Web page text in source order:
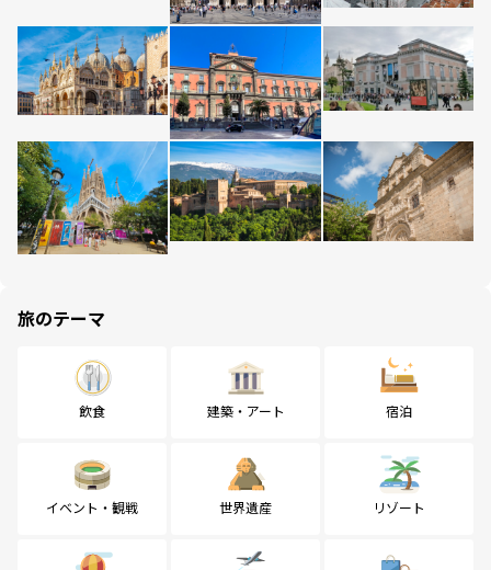
旅のテーマ
飲食 建築・アート 宿泊
イベント・観戦 世界遺産 リゾート